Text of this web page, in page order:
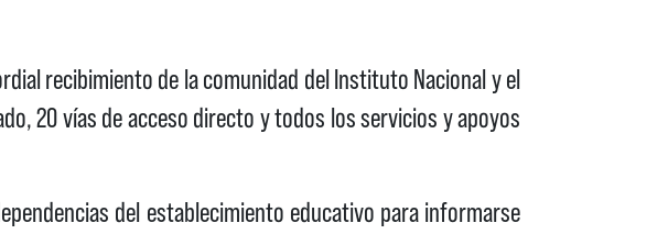
recibimiento de la comunidad del Instituto Nacional y el
20 vías de acceso directo y todos los servicios y apoyos
del establecimiento educativo para informarse